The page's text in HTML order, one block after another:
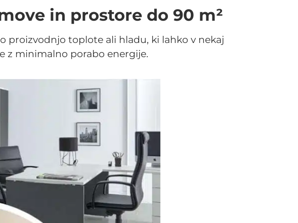
in prostore do 90 m²
proizvodnjo toplote ali hladu, ki lahko v nekaj
z minimalno porabo energije.